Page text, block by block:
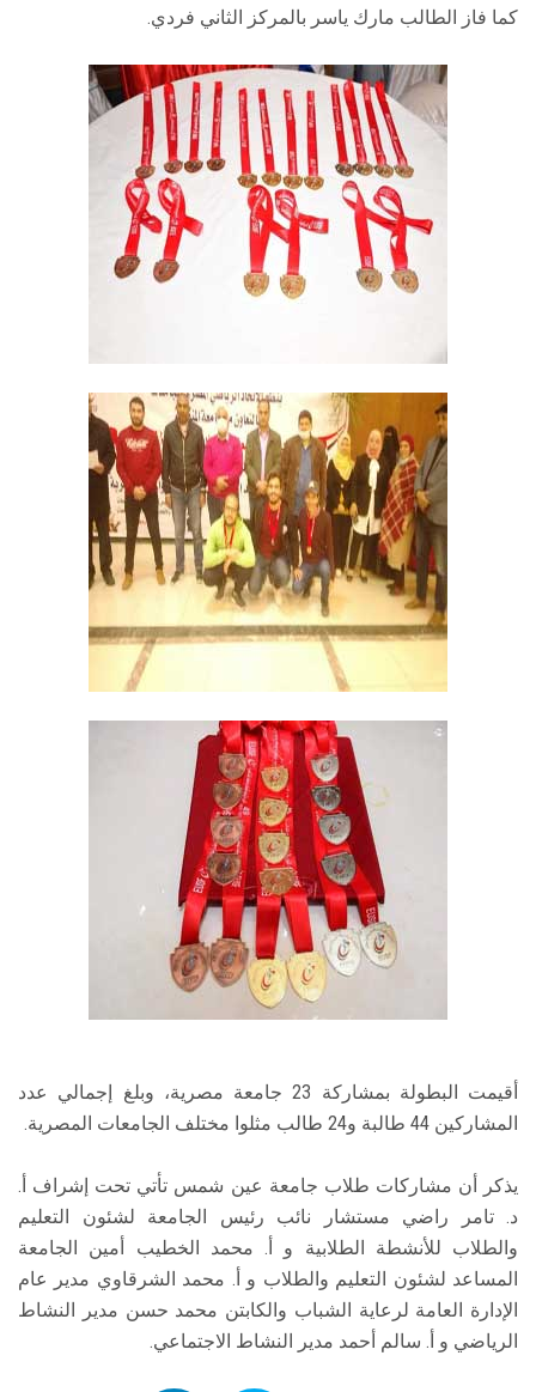
كما فاز الطالب مارك ياسر بالمركز الثاني فردي.
أقيمت البطولة بمشاركة 23 جامعة مصرية، وبلغ إجمالي عدد
المشاركين 44 طالبة و24 طالب مثلوا مختلف الجامعات المصرية.
يذكر أن مشاركات طلاب جامعة عين شمس تأتي تحت إشراف أ.
د. تامر راضي مستشار نائب رئيس الجامعة لشئون التعليم
والطلاب للأنشطة الطلابية و أ. محمد الخطيب أمين الجامعة
المساعد لشئون التعليم والطلاب و أ. محمد الشرقاوي مدير عام
الإدارة العامة لرعاية الشباب والكابتن محمد حسن مدير النشاط
الرياضي و أ. سالم أحمد مدير النشاط الاجتماعي.